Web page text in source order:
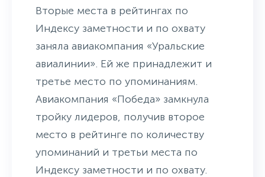
Вторые места в рейтингах по
Индексу заметности и по охвату
заняла авиакомпания «Уральские
авиалинии». Ей же принадлежит и
третье место по упоминаниям.
Авиакомпания «Победа» замкнула
тройку лидеров, получив второе
место в рейтинге по количеству
упоминаний и третьи места по
Индексу заметности и по охвату.